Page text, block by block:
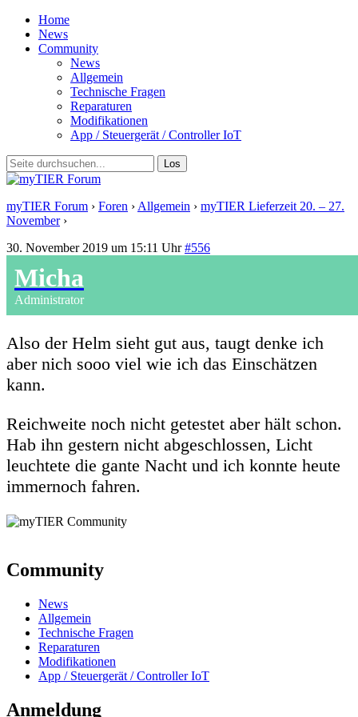
Home
News
Community
News
Allgemein
Technische Fragen
Reparaturen
Modifikationen
App / Steuergerät / Controller IoT
myTIER Forum › Foren › Allgemein › myTIER Lieferzeit 20. – 27.
November ›
30. November 2019 um 15:11 Uhr #556
Micha
Administrator
Also der Helm sieht gut aus, taugt denke ich
aber nich sooo viel wie ich das Einschätzen
kann.
Reichweite noch nicht getestet aber hält schon.
Hab ihn gestern nicht abgeschlossen, Licht
leuchtete die gante Nacht und ich konnte heute
immernoch fahren.
Community
News
Allgemein
Technische Fragen
Reparaturen
Modifikationen
App / Steuergerät / Controller IoT
Anmeldung